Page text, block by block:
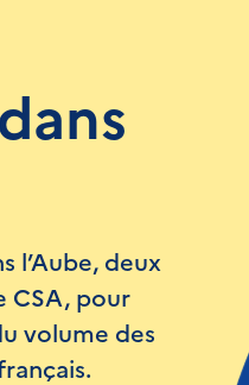
l’Aube, deux
CSA, pour
volume des